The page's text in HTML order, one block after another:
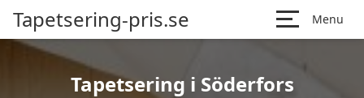
Tapetsering-pris.se Menu
Tapetsering i Söderfors